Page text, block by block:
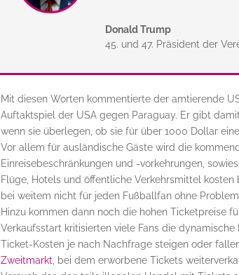
Donald Trump
45. und 47. Präsident der
Mit diesen Worten kommentierte der amtierende
Auftaktspiel der USA gegen Paraguay. Er gibt
wenn sie überlegen, ob sie für über 1000 Dollar
Vor allem für ausländische Gäste wird die
Einreisebeschränkungen und -vorkehrungen,
Flüge, Hotels und öffentliche Verkehrsmittel
bei weitem nicht für jeden Fußballfan ohne
Hinzu kommen dann noch die hohen Ticketpreise
Verkaufsstart kritisierten viele Fans die
Ticket-Kosten je nach Nachfrage steigen oder
Zweitmarkt, bei dem erworbene Tickets